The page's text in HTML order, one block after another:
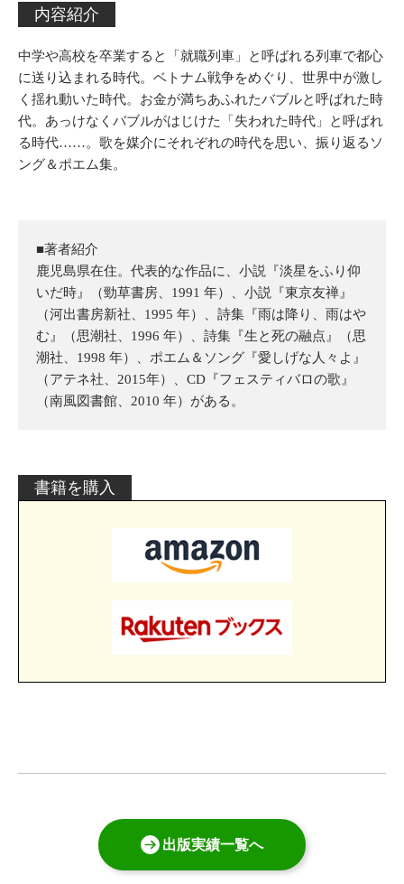
内容紹介
中学や高校を卒業すると「就職列車」と呼ばれる列車で都心
に送り込まれる時代。ベトナム戦争をめぐり、世界中が激し
く揺れ動いた時代。お金が満ちあふれたバブルと呼ばれた時
代。あっけなくバブルがはじけた「失われた時代」と呼ばれ
る時代……。歌を媒介にそれぞれの時代を思い、振り返るソ
ング＆ポエム集。
■著者紹介
鹿児島県在住。代表的な作品に、小説『淡星をふり仰
いだ時』（勁草書房、1991 年）、小説『東京友禅』
（河出書房新社、1995 年）、詩集『雨は降り、雨はや
む』（思潮社、1996 年）、詩集『生と死の融点』（思
潮社、1998 年）、ポエム＆ソング『愛しげな人々よ』
（アテネ社、2015年）、CD『フェスティバロの歌』
（南風図書館、2010 年）がある。
書籍を購入
出版実績一覧へ